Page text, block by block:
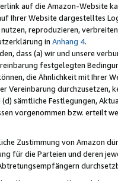
auf die Amazon-Website
Ihrer Website dargestelltes
reproduzieren,
in Anhang 4.
dass (a) wir und unsere
festgelegten
die Ähnlichkeit mit Ihrer
Vereinbarung
sämtliche Festlegungen,
vorgenommen bzw. erteilt
Zustimmung von Amazon
für die Parteien und deren